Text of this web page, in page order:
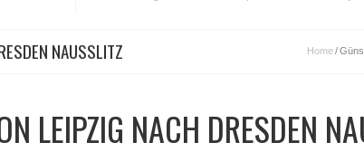
NAUSSLITZ Home/
LEIPZIG NACH DRESDEN